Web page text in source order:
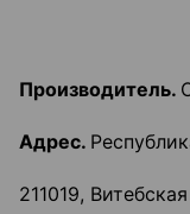
Производитель.
Адрес.
211019,